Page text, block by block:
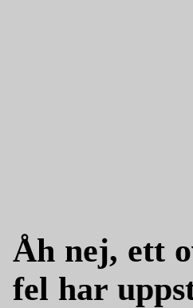
Åh nej, ett
fel har